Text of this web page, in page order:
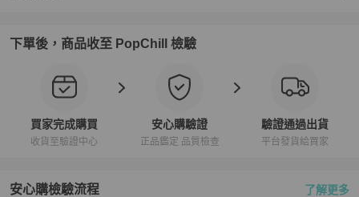
下單後，商品收至 PopChill 檢驗
買家完成購買
收貨至驗證中心
安心購驗證
正品鑑定 品質檢查
驗證通過出貨
平台發貨給買家
安心購檢驗流程 了解更多